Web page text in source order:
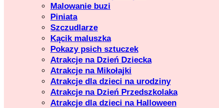
Malowanie buzi
Piniata
Szczudlarze
Kącik maluszka
Pokazy psich sztuczek
Atrakcje na Dzień Dziecka
Atrakcje na Mikołajki
Atrakcje dla dzieci na urodziny
Atrakcje na Dzień Przedszkolaka
Atrakcje dla dzieci na Halloween